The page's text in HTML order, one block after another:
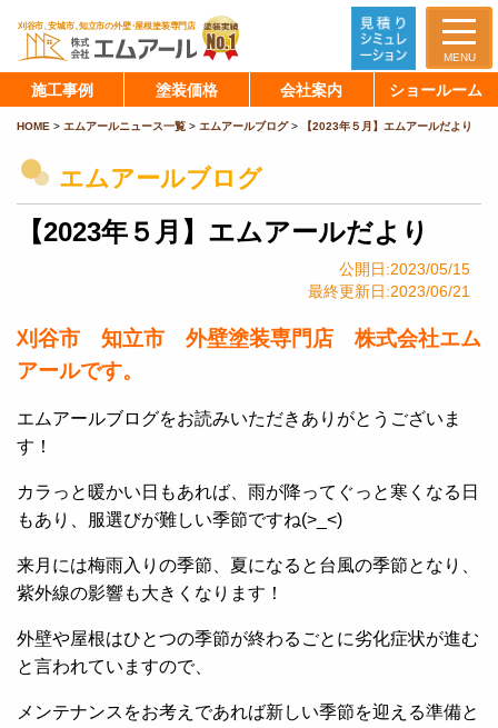
MENU
施工事例 塗装価格 会社案内 ショールーム
HOME > エムアールニュース一覧 > エムアールブログ> 【2023年５月】エムアールだより
エムアールブログ
【2023年５月】エムアールだより
公開日:2023/05/15
最終更新日:2023/06/21
刈谷市 知立市 外壁塗装専門店 株式会社エム
アールです。
エムアールブログをお読みいただきありがとうございま
す！
カラっと暖かい日もあれば、雨が降ってぐっと寒くなる日
もあり、服選びが難しい季節ですね(>_<)
来月には梅雨入りの季節、夏になると台風の季節となり、
紫外線の影響も大きくなります！
外壁や屋根はひとつの季節が終わるごとに劣化症状が進む
と言われていますので、
メンテナンスをお考えであれば新しい季節を迎える準備と